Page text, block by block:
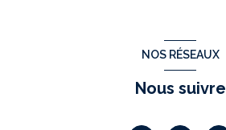
NOS RÉSEAUX
Nous suivre